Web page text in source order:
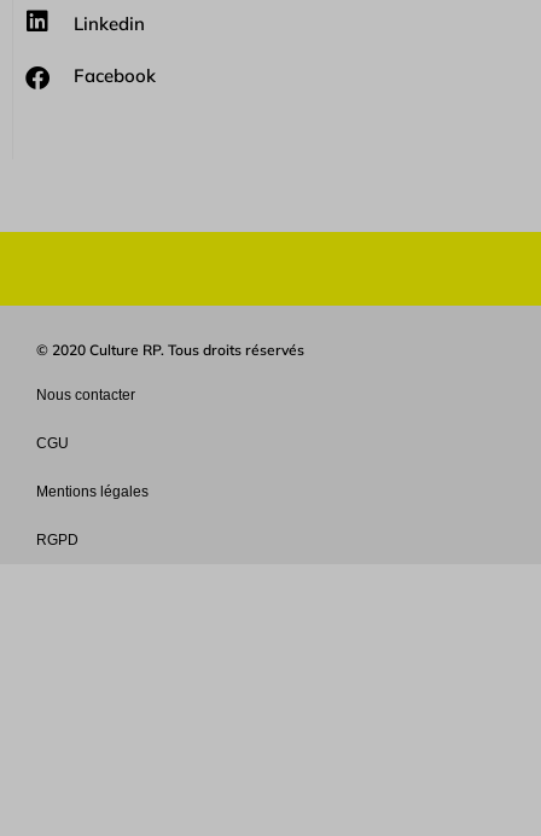
Linkedin
Facebook
© 2020 Culture RP. Tous droits réservés
Nous contacter
CGU
Mentions légales
RGPD